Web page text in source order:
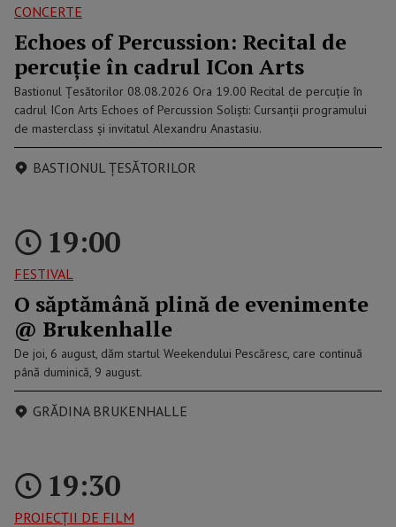
CONCERTE
Echoes of Percussion: Recital de
percuție în cadrul ICon Arts
Bastionul Țesătorilor 08.08.2026 Ora 19.00 Recital de percuție în
cadrul ICon Arts Echoes of Percussion Soliști: Cursanții programului
de masterclass și invitatul Alexandru Anastasiu.
BASTIONUL ȚESĂTORILOR
19:00
FESTIVAL
O săptămână plină de evenimente
@ Brukenhalle
De joi, 6 august, dăm startul Weekendului Pescăresc, care continuă
până duminică, 9 august.
GRĂDINA BRUKENHALLE
19:30
PROIECȚII DE FILM